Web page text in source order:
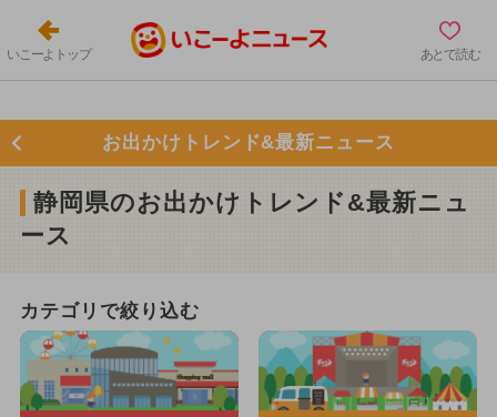
いこーよトップ あとで読む
お出かけトレンド&最新ニュース
静岡県のお出かけトレンド&最新ニュ
ース
カテゴリで絞り込む